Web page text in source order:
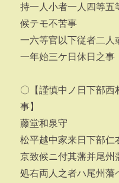
持一人小者一人四等
候テモ不苦事
一六等官以下従者二
一年始三ケ日休日之事
〇【謹慎中ノ日下部西
事】
藤堂和泉守
松平越中家来日下部仁
京致候ニ付其藩并尾州
処右両人之者ハ尾州